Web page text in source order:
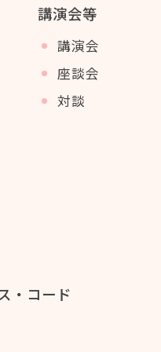
講演会等
講演会
座談会
対談
・コード